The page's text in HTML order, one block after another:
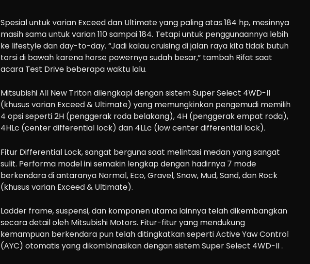
Search
Spesial untuk varian Exceed dan Ultimate yang paling atas 184 hp, mesinnya
masih sama untuk varian 110 sampai 184. Tetapi untuk penggunaannya lebih
ke lifestyle dan day-to-day. “Jadi kalau cruising di jalan raya kita tidak butuh
torsi di bawah karena horse powernya sudah besar,” tambah Rifat saat
acara Test Drive beberapa waktu lalu.
Mitsubishi All New Triton dilengkapi dengan sistem Super Select 4WD-II
(khusus varian Exceed & Ultimate) yang memungkinkan pengemudi memilih
4 opsi seperti 2H (penggerak roda belakang), 4H (penggerak empat roda),
4HLc (center differential lock) dan 4LLc (low center differential lock).
Fitur Differential Lock, sangat berguna saat melintasi medan yang sangat
sulit. Performa model ini semakin lengkap dengan hadirnya 7 mode
berkendara di antaranya Normal, Eco, Gravel, Snow, Mud, Sand, dan Rock
(khusus varian Exceed & Ultimate).
Ladder frame, suspensi, dan komponen utama lainnya telah dikembangkan
secara detail oleh Mitsubishi Motors. Fitur-fitur yang mendukung
kemampuan berkendara pun telah ditingkatkan seperti Active Yaw Control
(AYC) otomatis yang dikombinasikan dengan sistem Super Select 4WD-II .